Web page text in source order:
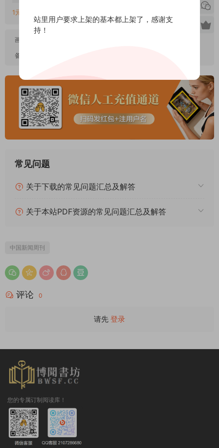
1元=1金币，链接失效或错误联系QQ客服：2107286680
画质：
备注：
常见问题
关于下载的常见问题汇总及解答
关于本站PDF资源的常见问题汇总及解答
中国新闻周刊
评论 0
请先 登录
您的专属订制阅读库！
站里用户要求上架的基本都上架了，感谢支
持！